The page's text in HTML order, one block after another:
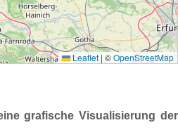
grafische Visualisierung der